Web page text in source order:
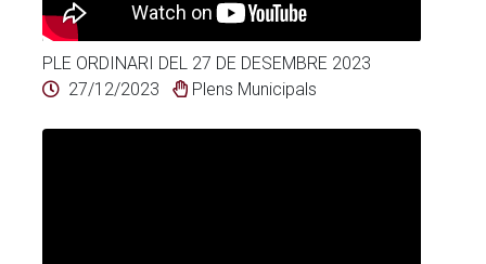
PLE ORDINARI DEL 27 DE DESEMBRE 2023
27/12/2023
Plens Municipals